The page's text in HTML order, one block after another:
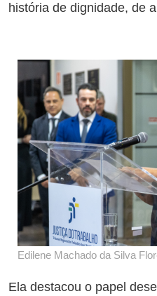
história de dignidade, de
Edilene Machado da Silva
Ela destacou o papel